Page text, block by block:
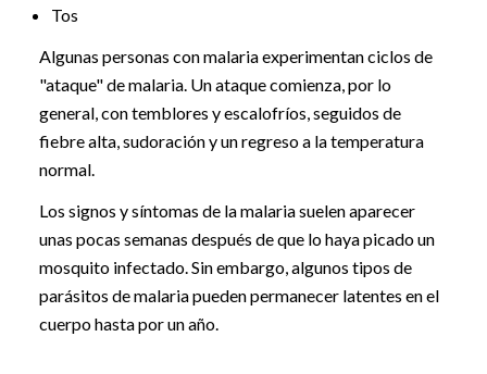
Tos
Algunas personas con malaria experimentan ciclos de
"ataque" de malaria. Un ataque comienza, por lo
general, con temblores y escalofríos, seguidos de
fiebre alta, sudoración y un regreso a la temperatura
normal.
Los signos y síntomas de la malaria suelen aparecer
unas pocas semanas después de que lo haya picado un
mosquito infectado. Sin embargo, algunos tipos de
parásitos de malaria pueden permanecer latentes en el
cuerpo hasta por un año.